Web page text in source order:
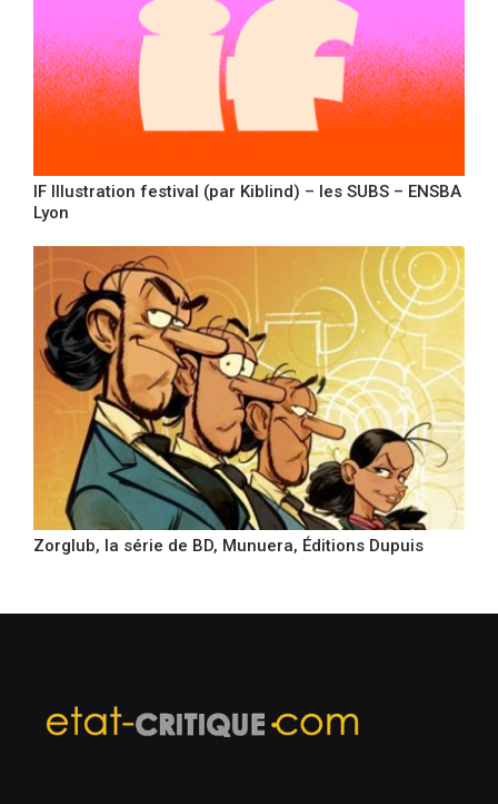
IF Illustration festival (par Kiblind) – les SUBS – ENSBA
Lyon
Zorglub, la série de BD, Munuera, Éditions Dupuis